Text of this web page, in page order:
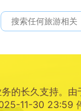
的长久支持。由
11-30 23:59